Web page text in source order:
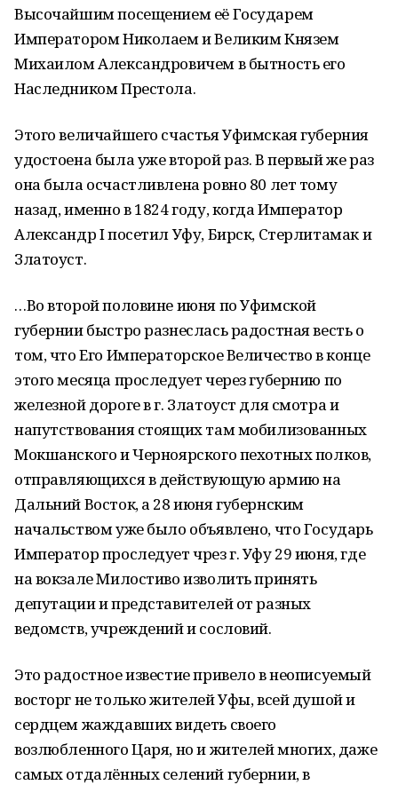
Высочайшим посещением её Государем
Императором Николаем и Великим Князем
Михаилом Александровичем в бытность его
Наследником Престола.
Этого величайшего счастья Уфимская губерния
удостоена была уже второй раз. В первый же раз
она была осчастливлена ровно 80 лет тому
назад, именно в 1824 году, когда Император
Александр I посетил Уфу, Бирск, Стерлитамак и
Златоуст.
…Во второй половине июня по Уфимской
губернии быстро разнеслась радостная весть о
том, что Его Императорское Величество в конце
этого месяца проследует через губернию по
железной дороге в г. Златоуст для смотра и
напутствования стоящих там мобилизованных
Мокшанского и Черноярского пехотных полков,
отправляющихся в действующую армию на
Дальний Восток, а 28 июня губернским
начальством уже было объявлено, что Государь
Император проследует чрез г. Уфу 29 июня, где
на вокзале Милостиво изволить принять
депутации и представителей от разных
ведомств, учреждений и сословий.
Это радостное известие привело в неописуемый
восторг не только жителей Уфы, всей душой и
сердцем жаждавших видеть своего
возлюбленного Царя, но и жителей многих, даже
самых отдалённых селений губернии, в